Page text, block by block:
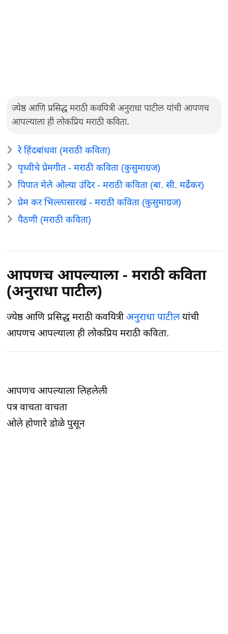
ज्येष्ठ आणि प्रसिद्ध मराठी कवयित्री अनुराधा पाटील यांची आपणच
आपल्याला ही लोकप्रिय मराठी कविता.
रे हिंदबांधवा (मराठी कविता)
पृथ्वीचे प्रेमगीत - मराठी कविता (कुसुमाग्रज)
पिपात मेले ओल्या उंदिर - मराठी कविता (बा. सी. मर्ढेकर)
प्रेम कर भिल्लासारखं - मराठी कविता (कुसुमाग्रज)
पैठणी (मराठी कविता)
आपणच आपल्याला - मराठी कविता
(अनुराधा पाटील)
ज्येष्ठ आणि प्रसिद्ध मराठी कवयित्रीअनुराधा पाटीलयांची
आपणच आपल्याला ही लोकप्रिय मराठी कविता.
आपणच आपल्याला लिहलेली
पत्र वाचता वाचता
ओले होणारे डोळे पुसून